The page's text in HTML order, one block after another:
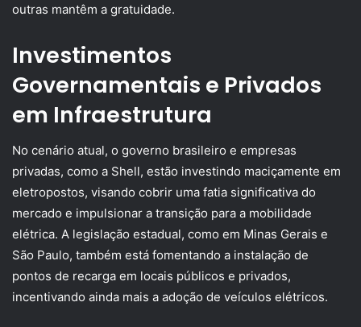
outras mantêm a gratuidade.
Investimentos
Governamentais e Privados
em Infraestrutura
No cenário atual, o governo brasileiro e empresas
privadas, como a Shell, estão investindo maciçamente em
eletropostos, visando cobrir uma fatia significativa do
mercado e impulsionar a transição para a mobilidade
elétrica. A legislação estadual, como em Minas Gerais e
São Paulo, também está fomentando a instalação de
pontos de recarga em locais públicos e privados,
incentivando ainda mais a adoção de veículos elétricos.